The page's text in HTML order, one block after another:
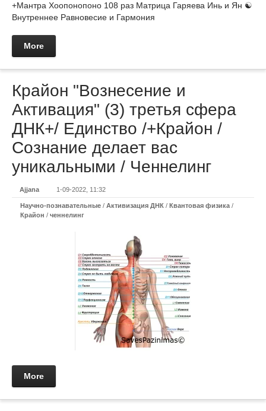
+Мантра Хоопонопоно 108 раз Матрица Гаряева Инь и Ян ☯︎
Внутреннее Равновесие и Гармония
More
Крайон "Вознесение и
Активация" (3) третья сфера
ДНК+/ Единство /+Крайон /
Сознание делает вас
уникальными / Ченнелинг
Ajjana 1-09-2022, 11:32
Научно-познавательные / Активизация ДНК / Квантовая физика /
Крайон / ченнелинг
More